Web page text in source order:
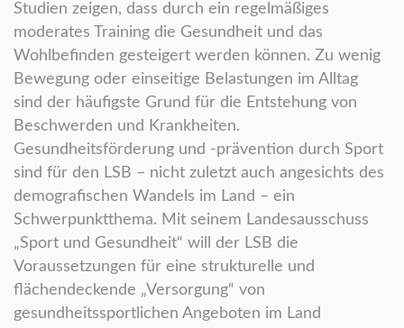
Studien zeigen, dass durch ein regelmäßiges
moderates Training die Gesundheit und das
Wohlbefinden gesteigert werden können. Zu wenig
Bewegung oder einseitige Belastungen im Alltag
sind der häufigste Grund für die Entstehung von
Beschwerden und Krankheiten.
Gesundheitsförderung und -prävention durch Sport
sind für den LSB – nicht zuletzt auch angesichts des
demografischen Wandels im Land – ein
Schwerpunktthema. Mit seinem Landesausschuss
„Sport und Gesundheit“ will der LSB die
Voraussetzungen für eine strukturelle und
flächendeckende „Versorgung“ von
gesundheitssportlichen Angeboten im Land